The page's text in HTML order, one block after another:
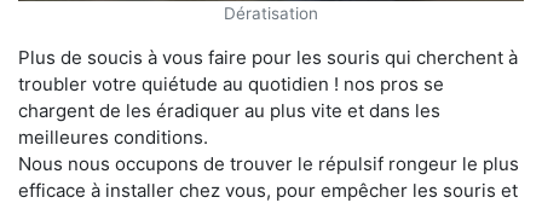
Dératisation
Plus de soucis à vous faire pour les souris qui cherchent à
troubler votre quiétude au quotidien ! nos pros se
chargent de les éradiquer au plus vite et dans les
meilleures conditions.
Nous nous occupons de trouver le répulsif rongeur le plus
efficace à installer chez vous, pour empêcher les souris et